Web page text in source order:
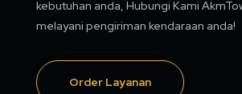
kebutuhan anda, Hubungi Kami
melayani pengiriman kendaraan anda!
Order Layanan